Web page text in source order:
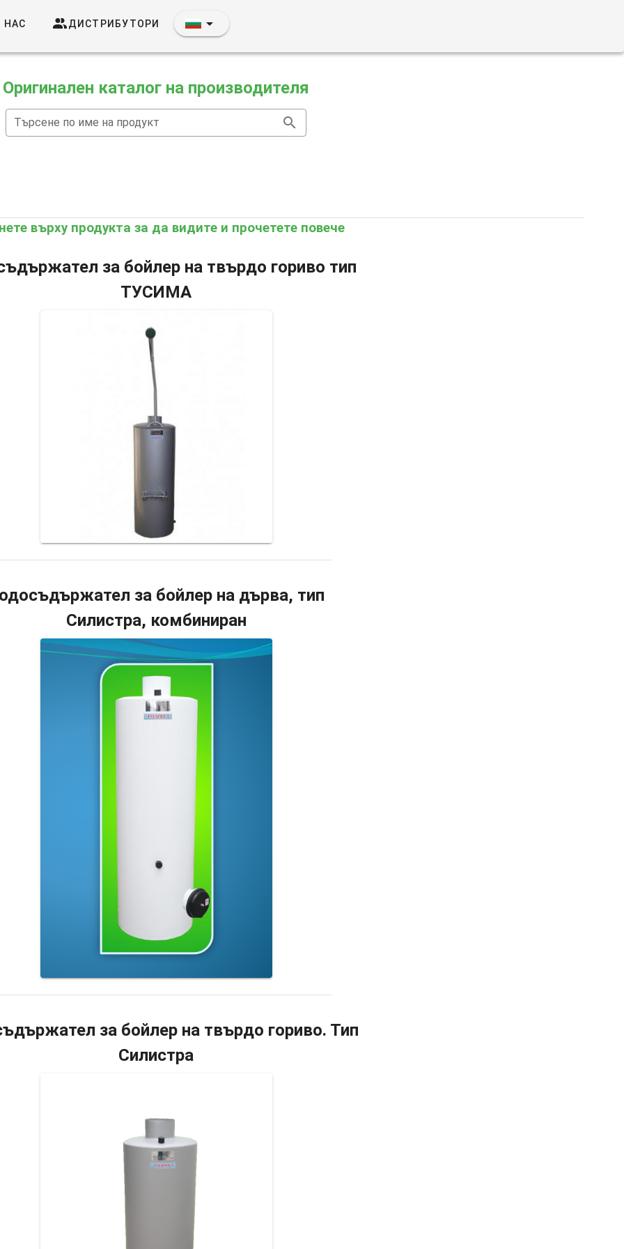
НАС ДИСТРИБУТОРИ
Оригинален каталог на производителя
Търсене по име на продукт
върху продукта за да видите и прочетете повече
за бойлер на твърдо гориво тип
ТУСИМА
за бойлер на дърва, тип
Силистра, комбиниран
за бойлер на твърдо гориво. Тип
Силистра